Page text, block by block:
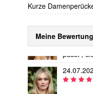
Natürliche Netzwerk
WOW2608******14
WOW2608******06
WOW2608******34
Meine
Die
Perücke
Eine
passt ,